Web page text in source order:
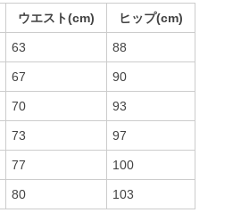
ウエスト(cm) ヒップ(cm)
63 88
67 90
70 93
73 97
77 100
80 103